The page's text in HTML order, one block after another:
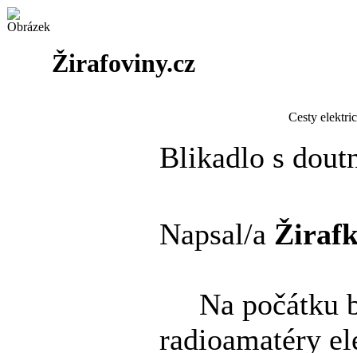
Žirafoviny.cz
Cesty
Blikadlo s
Napsal/a
Na počátku
radioamatéry